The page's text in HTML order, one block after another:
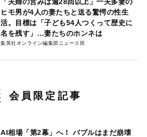
「夫婦の営みは週28回以上」一夫多妻の
ヒモ男が4人の妻たちと送る驚愕の性生
活。目標は「子ども54人つくって歴史に
名を残す」…妻たちのホンネは
集英社オンライン編集部ニュース班
会員限定記事
AI相場「第2幕」へ！ バブルはまだ崩壊